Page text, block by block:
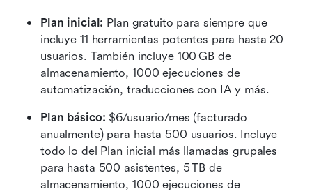
Plan inicial: Plan gratuito para siempre que
incluye 11 herramientas potentes para hasta 20
usuarios. También incluye 100 GB de
almacenamiento, 1000 ejecuciones de
automatización, traducciones con IA y más.
Plan básico: $6/usuario/mes (facturado
anualmente) para hasta 500 usuarios. Incluye
todo lo del Plan inicial más llamadas grupales
para hasta 500 asistentes, 5 TB de
almacenamiento, 1000 ejecuciones de